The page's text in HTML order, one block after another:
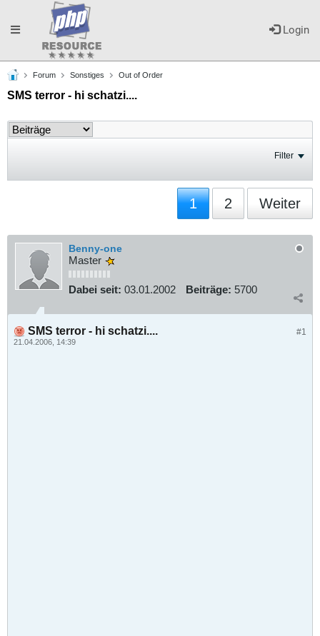
Login
Toggle
navigation
Forum Sonstiges Out of Order
SMS terror - hi schatzi....
Filter
1 2 Weiter
Benny-one
Master
Dabei seit: 03.01.2002 Beiträge: 5700
#1
SMS terror - hi schatzi....
21.04.2006, 14:39